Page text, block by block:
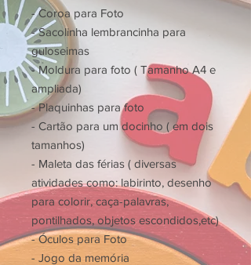
- Coroa para Foto
- Sacolinha lembrancinha para
guloseimas
- Moldura para foto ( Tamanho A4 e
ampliada)
- Plaquinhas para foto
- Cartão para um docinho ( em dois
tamanhos)
- Maleta das férias ( diversas
atividades como: labirinto, desenho
para colorir, caça-palavras,
pontilhados, objetos escondidos,etc)
- Óculos para Foto
- Jogo da memória